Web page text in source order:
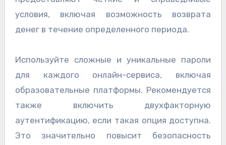
условия, включая возможность возврата
денег в течение определенного периода.
Используйте сложные и уникальные пароли
для каждого онлайн-сервиса, включая
образовательные платформы. Рекомендуется
также включить двухфакторную
аутентификацию, если такая опция доступна.
Это значительно повысит безопасность